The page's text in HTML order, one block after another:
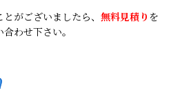
がございましたら、 無料見積り を
わせ下さい。